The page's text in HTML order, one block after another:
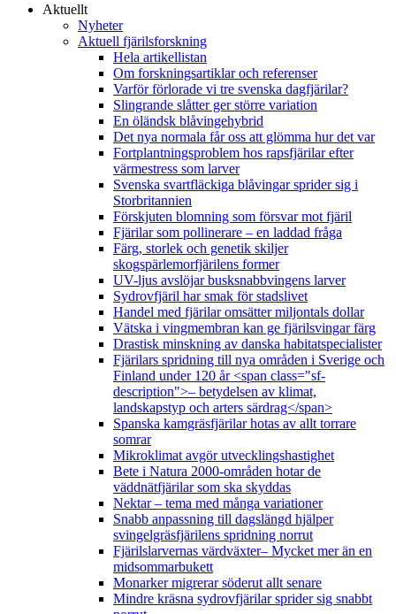
Aktuellt
Nyheter
Aktuell fjärilsforskning
Hela artikellistan
Om forskningsartiklar och referenser
Varför förlorade vi tre svenska dagfjärilar?
Slingrande slåtter ger större variation
En öländsk blåvingehybrid
Det nya normala får oss att glömma hur det var
Fortplantningsproblem hos rapsfjärilar efter
värmestress som larver
Svenska svartfläckiga blåvingar sprider sig i
Storbritannien
Förskjuten blomning som försvar mot fjäril
Fjärilar som pollinerare – en laddad fråga
Färg, storlek och genetik skiljer
skogspärlemorfjärilens former
UV-ljus avslöjar busksnabbvingens larver
Sydrovfjäril har smak för stadslivet
Handel med fjärilar omsätter miljontals dollar
Vätska i vingmembran kan ge fjärilsvingar färg
Drastisk minskning av danska habitatspecialister
Fjärilars spridning till nya områden i Sverige och
Finland under 120 år <span class="sf-
description">– betydelsen av klimat,
landskapstyp och arters särdrag</span>
Spanska kamgräsfjärilar hotas av allt torrare
somrar
Mikroklimat avgör utvecklingshastighet
Bete i Natura 2000-områden hotar de
väddnätfjärilar som ska skyddas
Nektar – tema med många variationer
Snabb anpassning till dagslängd hjälper
svingelgräsfjärilens spridning norrut
Fjärilslarvernas värdväxter– Mycket mer än en
midsommarbukett
Monarker migrerar söderut allt senare
Mindre kräsna sydrovfjärilar sprider sig snabbt